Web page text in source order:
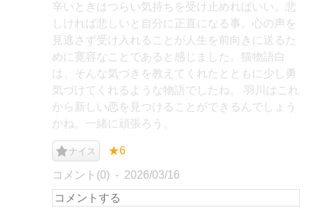
辛いときはつらい気持ちを受け止めればいい。悲
しければ悲しいと自分に正直になる事。心の声を
見逃さず受け入れることが人生を前向きに送るた
めに寛容なことであると感じました。猫物語白
は、そんな気づきを教えてくれたとともに少し勇
気づけてくれるような物語でしたね。 羽川はこれ
から新しい恋を見つけることができるんでしょう
かね。一緒に頑張ろう。
ナイス ★6
コメント(0) 2026/03/16